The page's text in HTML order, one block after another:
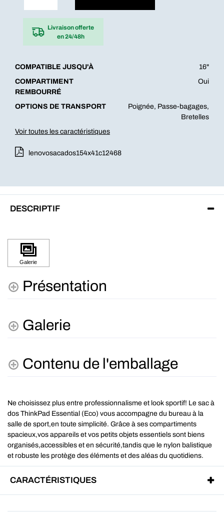
Livraison offerte
en 24/48h
COMPATIBLE JUSQU'À
16"
COMPARTIMENT
REMBOURRÉ
Oui
OPTIONS DE TRANSPORT
Poignée, Passe-bagages,
Bretelles
Voir toutes les caractéristiques
lenovosacados154x41c12468
DESCRIPTIF
Présentation
Galerie
Contenu de l'emballage
Ne choisissez plus entre professionnalisme et look sportif! Le sac à
dos ThinkPad Essential (Eco) vous accompagne du bureau à la
salle de sport,en toute simplicité. Grâce à ses compartiments
spacieux,vos appareils et vos petits objets essentiels sont biens
organisés,accessibles et en sécurité,tandis que le nylon balistique
et robuste les protège des éléments et des aléas du quotidiens.
CARACTÉRISTIQUES